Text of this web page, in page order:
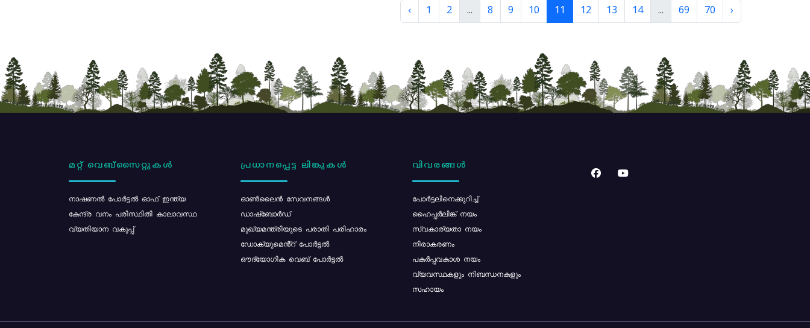
‹ 1 2 ... 8 9 10 11 12 13 14 ... 69 70 ›
മറ്റ് വെബ്സൈറ്റുകൾ
നാഷണൽ പോർട്ടൽ ഓഫ് ഇന്ത്യ
കേന്ദ്ര വനം പരിസ്ഥിതി കാലാവസ്ഥ
വ്യതിയാന വകുപ്പ്
പ്രധാനപ്പെട്ട ലിങ്കുകൾ
ഓൺലൈൻ സേവനങ്ങൾ
ഡാഷ്ബോർഡ്
മുഖ്യമന്ത്രിയുടെ പരാതി പരിഹാരം
ഡോക്യുമെൻ്റ് പോർട്ടൽ
ഔദ്യോഗിക വെബ് പോർട്ടൽ
വിവരങ്ങൾ
പോര്‍ട്ടലിനെക്കുറിച്ച്
ഹൈപ്പർലിങ്ക് നയം
സ്വകാര്യതാ നയം
നിരാകരണം
പകർപ്പവകാശ നയം
വ്യവസ്ഥകളും നിബന്ധനകളും
സഹായം